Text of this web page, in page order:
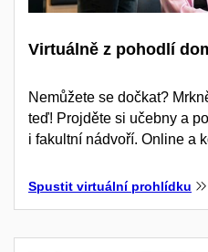
Virtuálně z pohodlí
Nemůžete se dočkat?
teď! Projděte si učebny a
i fakultní nádvoří. Online a
Spustit virtuální prohlídku